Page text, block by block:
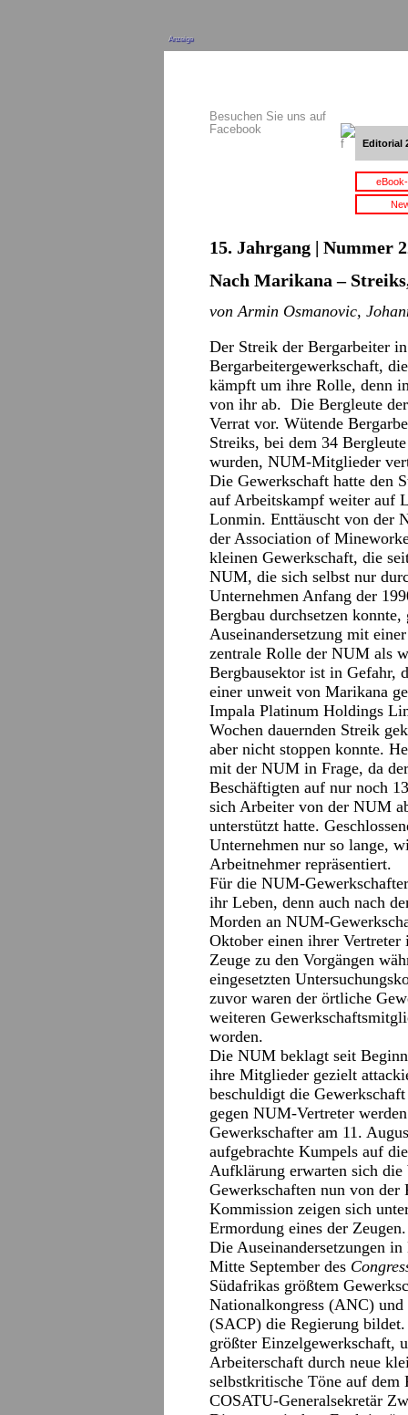
Anzeige
Besuchen Sie uns auf
Facebook
Editorial
15. Jahrgang | Nummer
Nach Marikana –
von Armin Osmanovic,
Der Streik der Bergarbeiter
Bergarbeitergewerkschaft,
kämpft um ihre Rolle, denn
von ihr ab. Die Bergleute
Verrat vor. Wütende
Streiks, bei dem 34
wurden, NUM-Mitglieder
Die Gewerkschaft hatte den
auf Arbeitskampf weiter auf
Lonmin. Enttäuscht von der
der Association of
kleinen Gewerkschaft, die
NUM, die sich selbst nur
Unternehmen Anfang der
Bergbau durchsetzen
Auseinandersetzung mit
zentrale Rolle der NUM als
Bergbausektor ist in Gefahr,
einer unweit von Marikana
Impala Platinum Holdings
Wochen dauernden Streik
aber nicht stoppen konnte.
mit der NUM in Frage, da
Beschäftigten auf nur noch
sich Arbeiter von der NUM
unterstützt hatte.
Unternehmen nur so lange,
Arbeitnehmer repräsentiert.
Für die NUM-
ihr Leben, denn auch nach
Morden an NUM-
Oktober einen ihrer
Zeuge zu den Vorgängen
eingesetzten
zuvor waren der örtliche
weiteren
worden.
Die NUM beklagt seit
ihre Mitglieder gezielt
beschuldigt die
gegen NUM-Vertreter
Gewerkschafter am 11.
aufgebrachte Kumpels auf
Aufklärung erwarten sich
Gewerkschaften nun von der
Kommission zeigen sich
Ermordung eines der Zeugen.
Die Auseinandersetzungen
Mitte September des
Südafrikas größtem
Nationalkongress (ANC)
(SACP) die Regierung
größter Einzelgewerkschaft,
Arbeiterschaft durch neue
selbstkritische Töne auf dem
COSATU-Generalsekretär